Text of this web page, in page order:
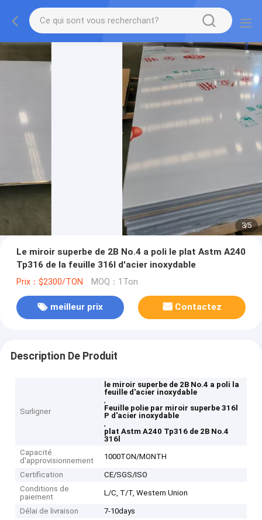
3/5
Le miroir superbe de 2B No.4 a poli le plat Astm A240
Tp316 de la feuille 316l d'acier inoxydable
Prix：$2300/TON MOQ：1Ton
meilleur prix Contactez
Description De Produit
Surligner
le miroir superbe de 2B No.4 a poli la
feuille d'acier inoxydable
,
Feuille polie par miroir superbe 316l
P d'acier inoxydable
,
plat Astm A240 Tp316 de 2B No.4
316l
Capacité
d'approvisionnement
1000TON/MONTH
Certification
CE/SGS/ISO
Conditions de
paiement
L/C, T/T, Western Union
Délai de livraison
7-10days